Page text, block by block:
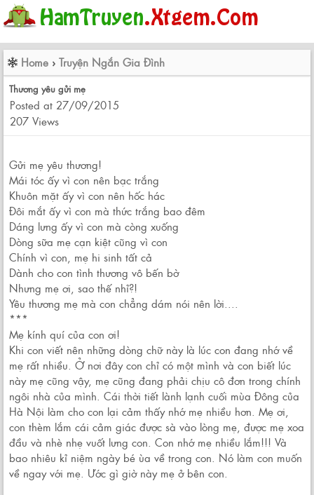
Home › Truyện Ngắn Gia Đình
Thương yêu gửi mẹ
Posted at 27/09/2015
207 Views
Gửi mẹ yêu thương!
Mái tóc ấy vì con nên bạc trắng
Khuôn mặt ấy vì con nên hốc hác
Đôi mắt ấy vì con mà thức trắng bao đêm
Dáng lưng ấy vì con mà còng xuống
Dòng sữa mẹ cạn kiệt cũng vì con
Chính vì con, mẹ hi sinh tất cả
Dành cho con tình thương vô bến bờ
Nhưng mẹ ơi, sao thế nhỉ?!
Yêu thương mẹ mà con chẳng dám nói nên lời....
***
Mẹ kính quí của con ơi!
Khi con viết nên những dòng chữ này là lúc con đang nhớ về
mẹ rất nhiều. Ở nơi đây con chỉ có một mình và con biết lúc
này mẹ cũng vậy, mẹ cũng đang phải chịu cô đơn trong chính
ngôi nhà của mình. Cái thời tiết lành lạnh cuối mùa Đông của
Hà Nội làm cho con lại cảm thấy nhớ mẹ nhiều hơn. Mẹ ơi,
con thèm lắm cái cảm giác được sà vào lòng mẹ, được mẹ xoa
đầu và nhè nhẹ vuốt lưng con. Con nhớ mẹ nhiều lắm!!! Và
bao nhiêu kỉ niệm ngày bé ùa về trong con. Nó làm con muốn
về ngay với mẹ. Ước gì giờ này mẹ ở bên con.